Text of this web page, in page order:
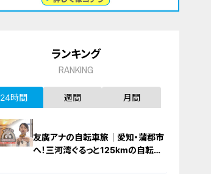
ランキング
RANKING
24時間 週間 月間
友廣アナの自転車旅｜愛知・蒲郡市
へ！三河湾ぐるっと125kmの自転車